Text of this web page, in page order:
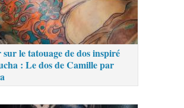
le tatouage de dos inspiré
: Le dos de Camille par